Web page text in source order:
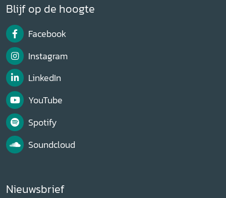
Blijf op de hoogte
Facebook
Instagram
LinkedIn
YouTube
Spotify
Soundcloud
Nieuwsbrief